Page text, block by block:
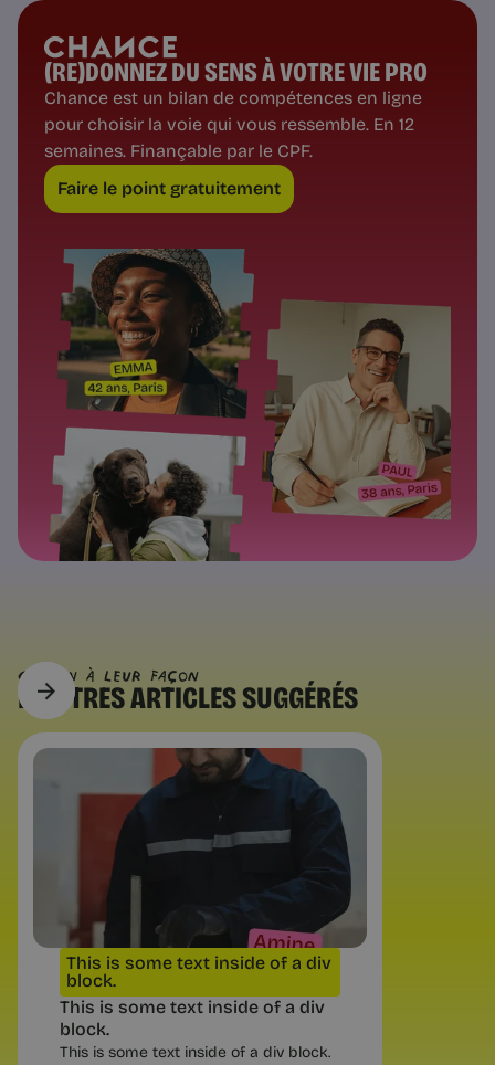
(RE)DONNEZ DU SENS À VOTRE VIE PRO
Chance est un bilan de compétences en ligne
pour choisir la voie qui vous ressemble. En 12
semaines. Finançable par le CPF.
Faire le point gratuitement
Questions pratiques
Facturation électronique : ce qui
change | Chance
Au 1er septembre 2026 tout
indépendant doit pouvoir recevoir
une facture électronique. Les dates
exactes, ce que change la franchise
en base, et quoi faire d’ici là.
6 min
CHACUN À Leur FAÇON
D’AUTRESARTICLES SUGGÉRÉS
This is some text inside of a div
block.
This is some text inside of a div
block.
This is some text inside of a div block.